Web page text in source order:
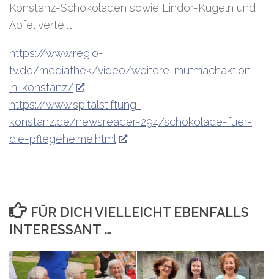
Konstanz-Schokoladen sowie Lindor-Kugeln und
Äpfel verteilt.
https://www.regio-
tv.de/mediathek/video/weitere-mutmachaktion-
in-konstanz/
https://www.spitalstiftung-
konstanz.de/newsreader-294/schokolade-fuer-
die-pflegeheime.html
FÜR DICH VIELLEICHT EBENFALLS
INTERESSANT …